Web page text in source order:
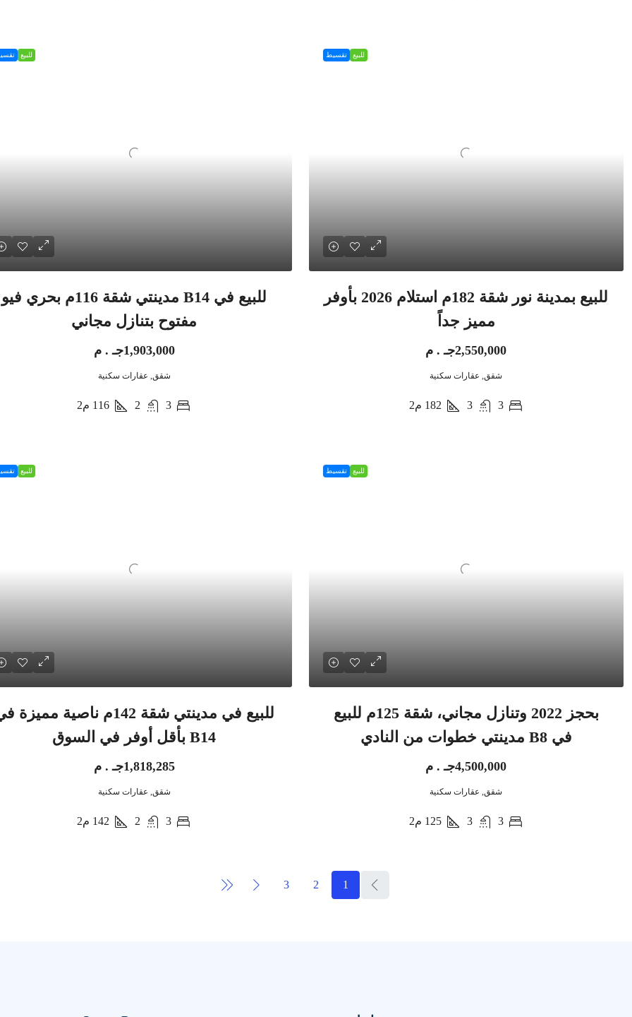
للبيع تقسيط
للبيع بمدينة نور شقة 182م استلام 2026 بأوفر
مميز جداً
2,550,000جـ . م
شقق, عقارات سكنية
3
3
182 م2
للبيع
للبيع في B14 مدينتي شقة 116م بحري فيو
مفتوح بتنازل مجاني
1,903,000جـ . م
شقق, عقارات سكنية
3
2
116 م2
للبيع تقسيط
بحجز 2022 وتنازل مجاني، شقة 125م للبيع
في B8 مدينتي خطوات من النادي
4,500,000جـ . م
شقق, عقارات سكنية
3
3
125 م2
للبيع
للبيع في مدينتي شقة 142م ناصية
B14 بأقل أوفر في السوق
1,818,285جـ . م
شقق, عقارات سكنية
3
2
142 م2
1
2
3